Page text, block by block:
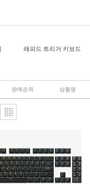
래피드 트리거 키보드
판매순위 상품명